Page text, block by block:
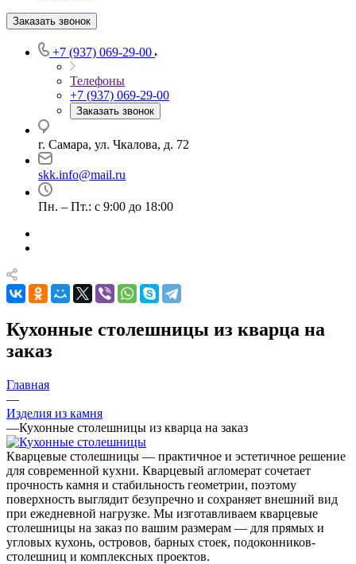
Заказать звонок
+7 (937) 069-29-00
Телефоны
+7 (937) 069-29-00
Заказать звонок
г. Самара, ул. Чкалова, д. 72
skk.info@mail.ru
Пн. – Пт.: с 9:00 до 18:00
Кухонные столешницы из кварца на
заказ
Главная
—
Изделия из камня
—Кухонные столешницы из кварца на заказ
Кварцевые столешницы — практичное и эстетичное решение
для современной кухни. Кварцевый агломерат сочетает
прочность камня и стабильность геометрии, поэтому
поверхность выглядит безупречно и сохраняет внешний вид
при ежедневной нагрузке. Мы изготавливаем кварцевые
столешницы на заказ по вашим размерам — для прямых и
угловых кухонь, островов, барных стоек, подоконников-
столешниц и комплексных проектов.